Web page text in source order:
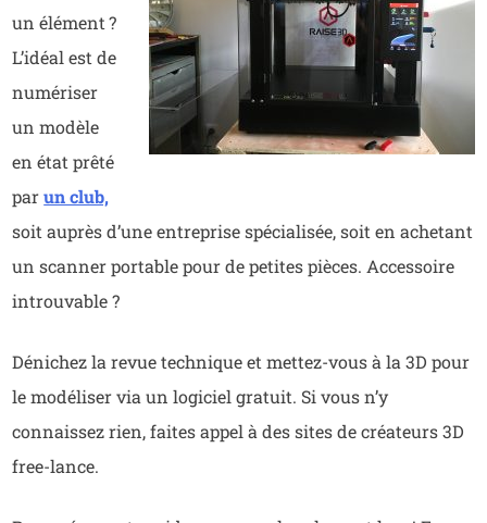
un élément ?
L’idéal est de
numériser
un modèle
en état prêté
parun club,
soit auprès d’une entreprise spécialisée, soit en achetant
un scanner portable pour de petites pièces. Accessoire
introuvable ?
Dénichez la revue technique et mettez-vous à la 3D pour
le modéliser via un logiciel gratuit. Si vous n’y
connaissez rien, faites appel à des sites de créateurs 3D
free-lance.